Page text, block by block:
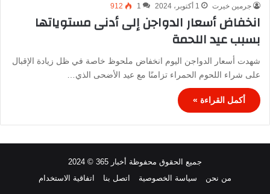
جرمين خيرت 1 أكتوبر، 2024 1
912
انخفاض أسعار الدواجن إلى أدنى مستوياتها
بسبب عيد اللحمة
شهدت أسعار الدواجن اليوم انخفاض ملحوظ خاصة في ظل زيادة الإقبال
على شراء اللحوم الحمراء تزامنًا مع عيد الأضحى الذي…
أكمل القراءة »
جميع الحقوق محفوظة أخبار 365 © 2024
من نحن
سياسة الخصوصية اتصل بنا اتفاقية الاستخدام